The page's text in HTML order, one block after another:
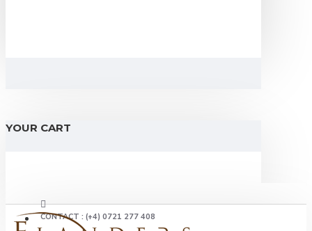
YOUR CART
CONTACT : (+4) 0721 277 408